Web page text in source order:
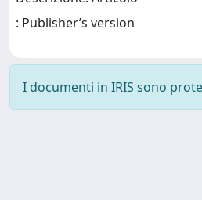
: Publisher’s version
I documenti in IRIS sono